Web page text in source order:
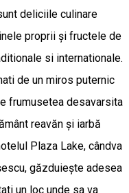
deliciile culinare
proprii și fructele de
si internationale.
de un miros puternic
frumusetea desavarsita
reavăn și iarbă
Plaza Lake, cândva
găzduiește adesea
un loc unde sa va